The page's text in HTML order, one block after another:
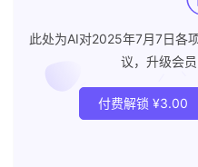
此处为AI对2025年7月7日各
议，升级会员
付费解锁 ¥3.00